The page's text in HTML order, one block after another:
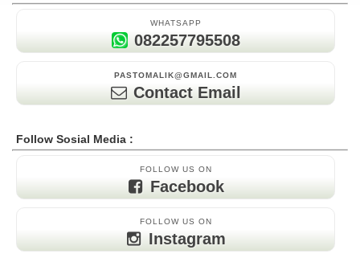
WHATSAPP
082257795508
PASTOMALIK@GMAIL.COM
Contact Email
Follow Sosial Media :
FOLLOW US ON
Facebook
FOLLOW US ON
Instagram